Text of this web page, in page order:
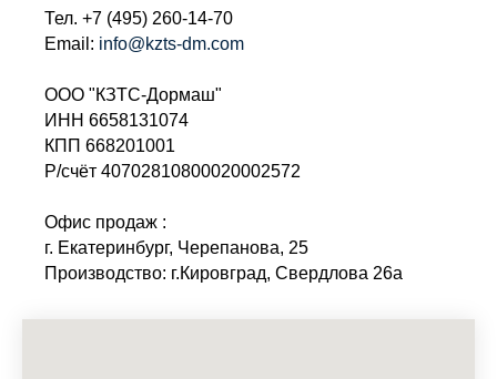
Тел. +7 (495) 260-14-70
Email: info@kzts-dm.com
ООО "КЗТС-Дормаш"
ИНН 6658131074
КПП 668201001
Р/счёт 40702810800020002572
Офис продаж :
г. Екатеринбург, Черепанова, 25
Производство: г.Кировград, Свердлова 26а